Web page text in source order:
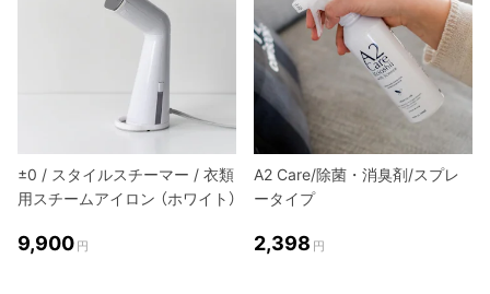
±0 / スタイルスチーマー / 衣類
用スチームアイロン （ホワイト）
9,900 円
A2 Care/除菌・消臭剤/スプレ
ータイプ
2,398 円